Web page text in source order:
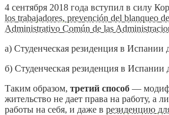
4 сентября 2018 года вступил в силу
los trabajadores, prevención del blanqueo
Administrativo Común de las
а) Студенческая резиденция в Испании
б) Студенческая резиденция в Испании
Таким образом, третий способ —
жительство не дает права на работу,
работы на себя, и даже в резиденцию